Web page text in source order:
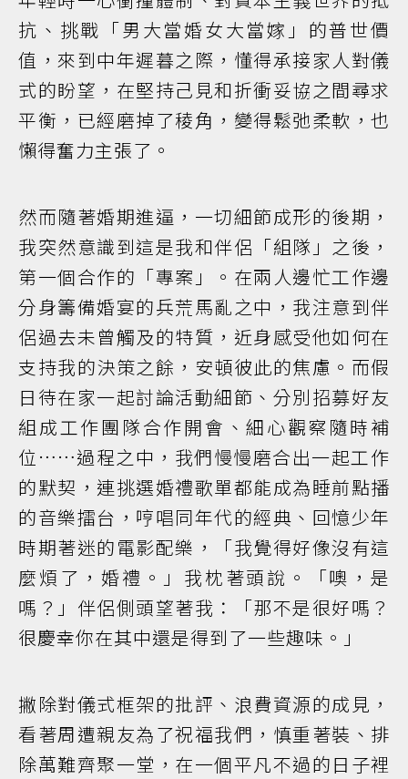
抗、挑戰「男大當婚女大當嫁」的普世價
值，來到中年遲暮之際，懂得承接家人對儀
式的盼望，在堅持己見和折衝妥協之間尋求
平衡，已經磨掉了稜角，變得鬆弛柔軟，也
懶得奮力主張了。
然而隨著婚期進逼，一切細節成形的後期，
我突然意識到這是我和伴侶「組隊」之後，
第一個合作的「專案」。在兩人邊忙工作邊
分身籌備婚宴的兵荒馬亂之中，我注意到伴
侶過去未曾觸及的特質，近身感受他如何在
支持我的決策之餘，安頓彼此的焦慮。而假
日待在家一起討論活動細節、分別招募好友
組成工作團隊合作開會、細心觀察隨時補
位……過程之中，我們慢慢磨合出一起工作
的默契，連挑選婚禮歌單都能成為睡前點播
的音樂擂台，哼唱同年代的經典、回憶少年
時期著迷的電影配樂，「我覺得好像沒有這
麼煩了，婚禮。」我枕著頭說。「噢，是
嗎？」伴侶側頭望著我：「那不是很好嗎？
很慶幸你在其中還是得到了一些趣味。」
撇除對儀式框架的批評、浪費資源的成見，
看著周遭親友為了祝福我們，慎重著裝、排
除萬難齊聚一堂，在一個平凡不過的日子裡